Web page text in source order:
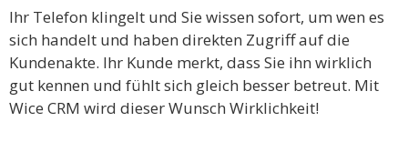
Ihr Telefon klingelt und Sie wissen sofort, um wen es
sich handelt und haben direkten Zugriff auf die
Kundenakte. Ihr Kunde merkt, dass Sie ihn wirklich
gut kennen und fühlt sich gleich besser betreut. Mit
Wice CRM wird dieser Wunsch Wirklichkeit!